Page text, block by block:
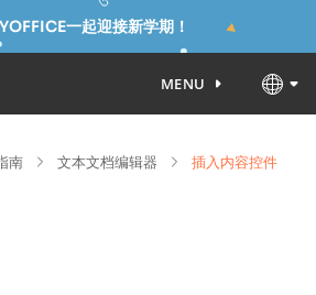
一起迎接新学期！
MENU
南 文本文档编辑器 插入内容控件